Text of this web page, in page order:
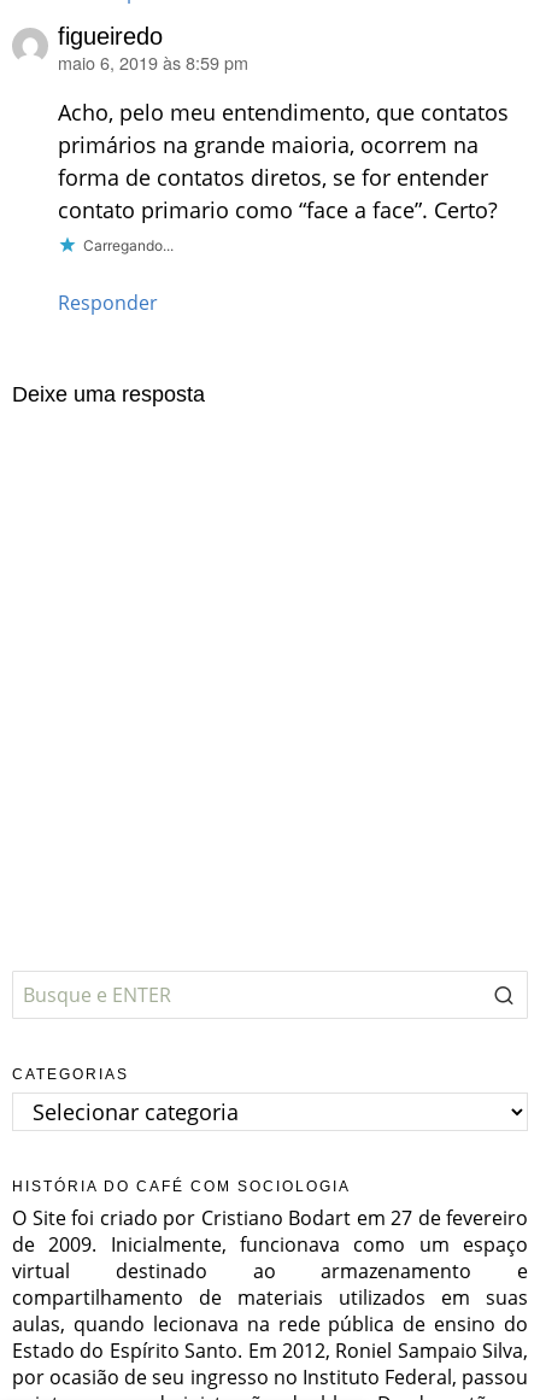
figueiredo
disse:
maio 6, 2019 às 8:59 pm
Acho, pelo meu entendimento, que contatos
primários na grande maioria, ocorrem na
forma de contatos diretos, se for entender
contato primario como “face a face”. Certo?
Carregando...
Responder
Deixe uma resposta
CATEGORIAS
Categorias
HISTÓRIA DO CAFÉ COM SOCIOLOGIA
O Site foi criado por Cristiano Bodart em 27 de fevereiro
de 2009. Inicialmente, funcionava como um espaço
virtual destinado ao armazenamento e
compartilhamento de materiais utilizados em suas
aulas, quando lecionava na rede pública de ensino do
Estado do Espírito Santo. Em 2012, Roniel Sampaio Silva,
por ocasião de seu ingresso no Instituto Federal, passou